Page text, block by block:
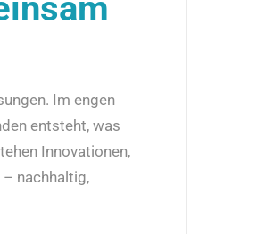
Im engen
entsteht, was
Innovationen,
nachhaltig,